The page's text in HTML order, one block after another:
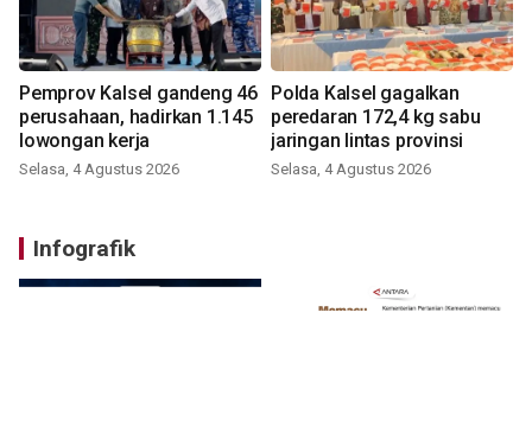
Pemprov Kalsel gandeng 46
perusahaan, hadirkan 1.145
lowongan kerja
Selasa, 4 Agustus 2026
Polda Kalsel gagalkan
peredaran 172,4 kg sabu
jaringan lintas provinsi
Selasa, 4 Agustus 2026
Infografik